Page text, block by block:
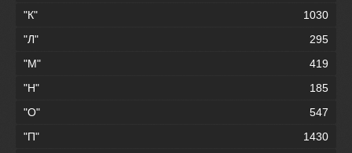
"К"
1030
"Л"
295
"М"
419
"Н"
185
"О"
547
"П"
1430